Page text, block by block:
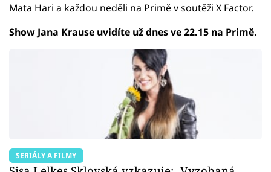
Mata Hari a každou neděli na Primě v soutěži X Factor.
Show Jana Krause uvidíte už dnes ve 22.15 na Primě.
SERIÁLY A FILMY